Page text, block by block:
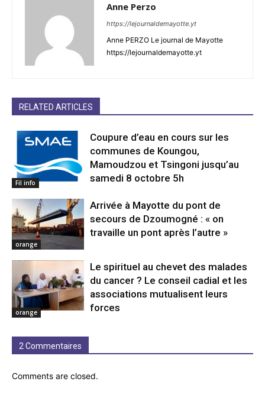
Anne Perzo
https://lejournaldemayotte.yt
Anne PERZO Le journal de Mayotte
https://lejournaldemayotte.yt
RELATED ARTICLES
Fil info
Coupure d’eau en cours sur les
communes de Koungou,
Mamoudzou et Tsingoni jusqu’au
samedi 8 octobre 5h
orange
Arrivée à Mayotte du pont de
secours de Dzoumogné : « on
travaille un pont après l’autre »
orange
Le spirituel au chevet des malades
du cancer ? Le conseil cadial et les
associations mutualisent leurs
forces
2 Commentaires
Comments are closed.